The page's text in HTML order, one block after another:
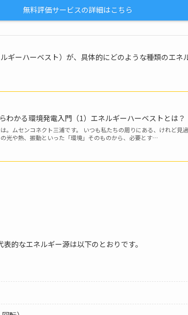
無料評価サービスの詳細はこちら
ギーハーベスト）が、具体的にどのような種類のエネ
わかる環境発電入門（1）エネルギーハーベストとは？
。ムセンコネクト三浦です。 いつも私たちの周りにある、けれど見
光や熱、振動といった「環境」そのものから、必要とす…
的なエネルギー源は以下のとおりです。